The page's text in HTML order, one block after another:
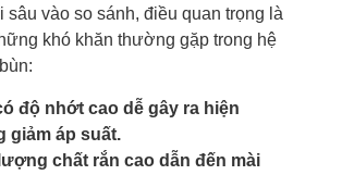
sâu vào so sánh, điều quan trọng là
khó khăn thường gặp trong hệ
độ nhớt cao dễ gây ra hiện
giảm áp suất.
chất rắn cao dẫn đến mài